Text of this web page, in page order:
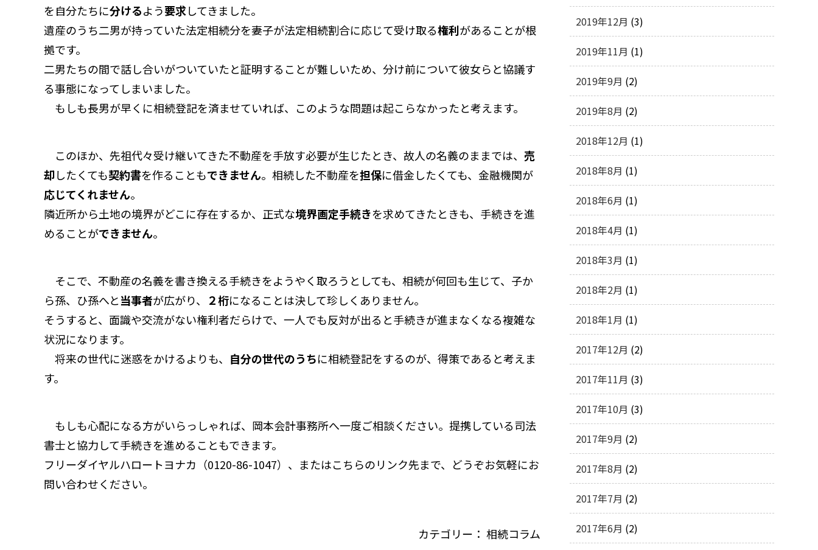
を自分たちに分けるよう要求してきました。
遺産のうち二男が持っていた法定相続分を妻子が法定相続割合に応じて受け取る権利があることが根
拠です。
二男たちの間で話し合いがついていたと証明することが難しいため、分け前について彼女らと協議す
る事態になってしまいました。
もしも長男が早くに相続登記を済ませていれば、このような問題は起こらなかったと考えます。
このほか、先祖代々受け継いてきた不動産を手放す必要が生じたとき、故人の名義のままでは、 売
却したくても契約書を作ることもできません。相続した不動産を担保に借金したくても、金融機関が
応じてくれません。
隣近所から土地の境界がどこに存在するか、正式な境界画定手続きを求めてきたときも、手続きを進
めることができません。
そこで、不動産の名義を書き換える手続きをようやく取ろうとしても、相続が何回も生じて、子か
ら孫、ひ孫へと当事者が広がり、 ２桁になることは決して珍しくありません。
そうすると、面識や交流がない権利者だらけで、一人でも反対が出ると手続きが進まなくなる複雑な
状況になります。
将来の世代に迷惑をかけるよりも、 自分の世代のうちに相続登記をするのが、得策であると考えま
す。
もしも心配になる方がいらっしゃれば、岡本会計事務所へ一度ご相談ください。提携している司法
書士と協力して手続きを進めることもできます。
フリーダイヤルハロートヨナカ（0120-86-1047）、またはこちらのリンク先まで、どうぞお気軽にお
問い合わせください。
カテゴリー： 相続コラム
2019年12月 (3)
2019年11月 (1)
2019年9月 (2)
2019年8月 (2)
2018年12月 (1)
2018年8月 (1)
2018年6月 (1)
2018年4月 (1)
2018年3月 (1)
2018年2月 (1)
2018年1月 (1)
2017年12月 (2)
2017年11月 (3)
2017年10月 (3)
2017年9月 (2)
2017年8月 (2)
2017年7月 (2)
2017年6月 (2)